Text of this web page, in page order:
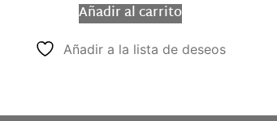
Añadir al carrito
Añadir a la lista de deseos